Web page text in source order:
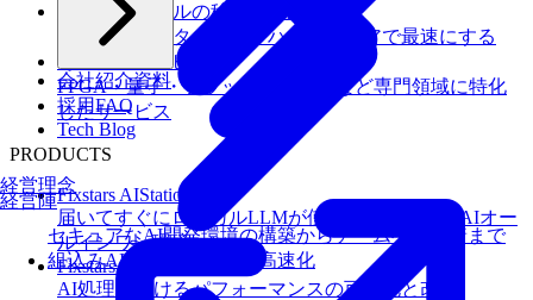
組込みAIモデルの移植・高速化
AIモデルを、ターゲットハードウェアで最速にする
その他のサービス
FPGA・量子・フラッシュメモリなど専門領域に特化
したサービス
PRODUCTS
Fixstars AIStation
届いてすぐにローカルLLMが使えるセキュアなAIオー
ルインワン環境
Fixstars AIBooster
AI処理におけるパフォーマンスの可視化と改善
経営陣
セキュアなAI開発環境の構築からチームへの定着まで
組込みAIモデルの移植・高速化
経営理念
会社紹介資料
採用FAQ
Tech Blog